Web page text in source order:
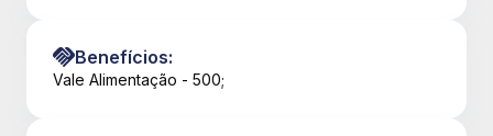
Benefícios:
Vale Alimentação - 500;